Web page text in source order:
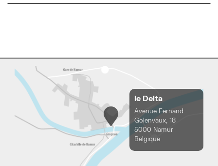
le Delta
Avenue Fernand
Golenvaux, 18
5000 Namur
Belgique